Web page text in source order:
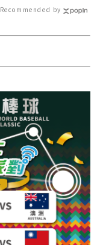
Recommended by